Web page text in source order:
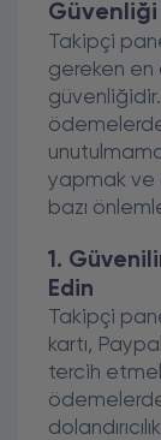
Güvenliği
Takipçi
gereken en
ödemelerde
yapmak ve
bazı
1.
Edin
Takipçi
kartı,
tercih